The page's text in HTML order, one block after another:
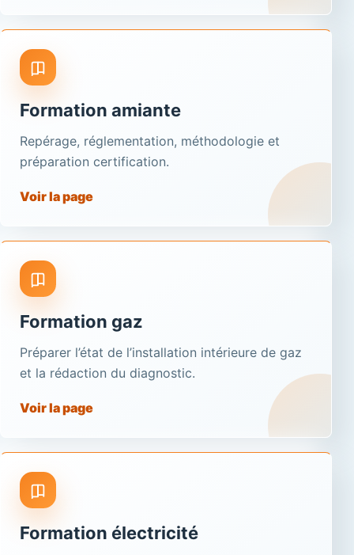
Formation amiante
Repérage, réglementation, méthodologie et
préparation certification.
Voir la page
Formation gaz
Préparer l’état de l’installation intérieure de gaz
et la rédaction du diagnostic.
Voir la page
Formation électricité